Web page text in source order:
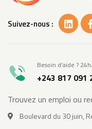
Suivez-nous :
Besoin d'aide ?
+243 817 091
Trouvez un emploi ou
Boulevard du 30 juin,